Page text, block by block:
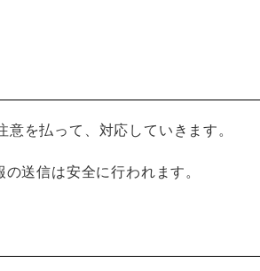
を払って、対応していきます。
送信は安全に行われます。